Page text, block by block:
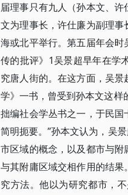
届理事只有九人（孙本文、
文为理事长，许仕廉为副理
海或北平举行。第五届年会
传的批评》1吴景超早年在学
究唐人街的。在这方面，吴
学》一书，曾受到孙本文这样
拙编社会学丛书之一，于民
简明扼要。”孙本文认为，吴
市区域的概念，以及都市与
与其附庸区域交相作用的结
究方法。他以为研究都市，